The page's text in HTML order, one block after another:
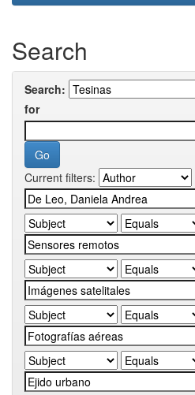
Search
Search:
for
Current filters: